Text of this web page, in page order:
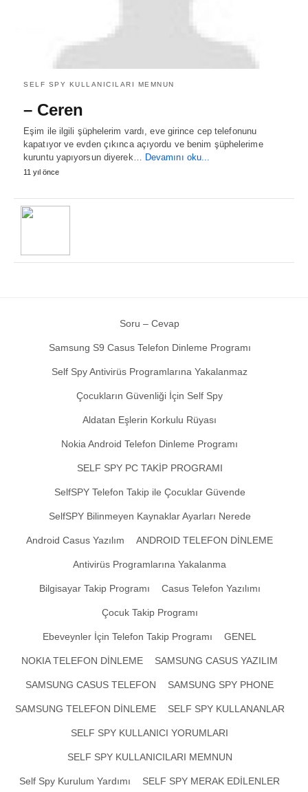
SELF SPY KULLANICILARI MEMNUN
– Ceren
Eşim ile ilgili şüphelerim vardı, eve girince cep telefonunu
kapatıyor ve evden çıkınca açıyordu ve benim şüphelerime
kuruntu yapıyorsun diyerek… Devamını oku...
11 yıl önce
Soru – Cevap
Samsung S9 Casus Telefon Dinleme Programı
Self Spy Antivirüs Programlarına Yakalanmaz
Çocukların Güvenliği İçin Self Spy
Aldatan Eşlerin Korkulu Rüyası
Nokia Android Telefon Dinleme Programı
SELF SPY PC TAKİP PROGRAMI
SelfSPY Telefon Takip ile Çocuklar Güvende
SelfSPY Bilinmeyen Kaynaklar Ayarları Nerede
Android Casus Yazılım ANDROID TELEFON DİNLEME
Antivirüs Programlarına Yakalanma
Bilgisayar Takip Programı Casus Telefon Yazılımı
Çocuk Takip Programı
Ebeveynler İçin Telefon Takip Programı GENEL
NOKIA TELEFON DİNLEME SAMSUNG CASUS YAZILIM
SAMSUNG CASUS TELEFON SAMSUNG SPY PHONE
SAMSUNG TELEFON DİNLEME SELF SPY KULLANANLAR
SELF SPY KULLANICI YORUMLARI
SELF SPY KULLANICILARI MEMNUN
Self Spy Kurulum Yardımı SELF SPY MERAK EDİLENLER